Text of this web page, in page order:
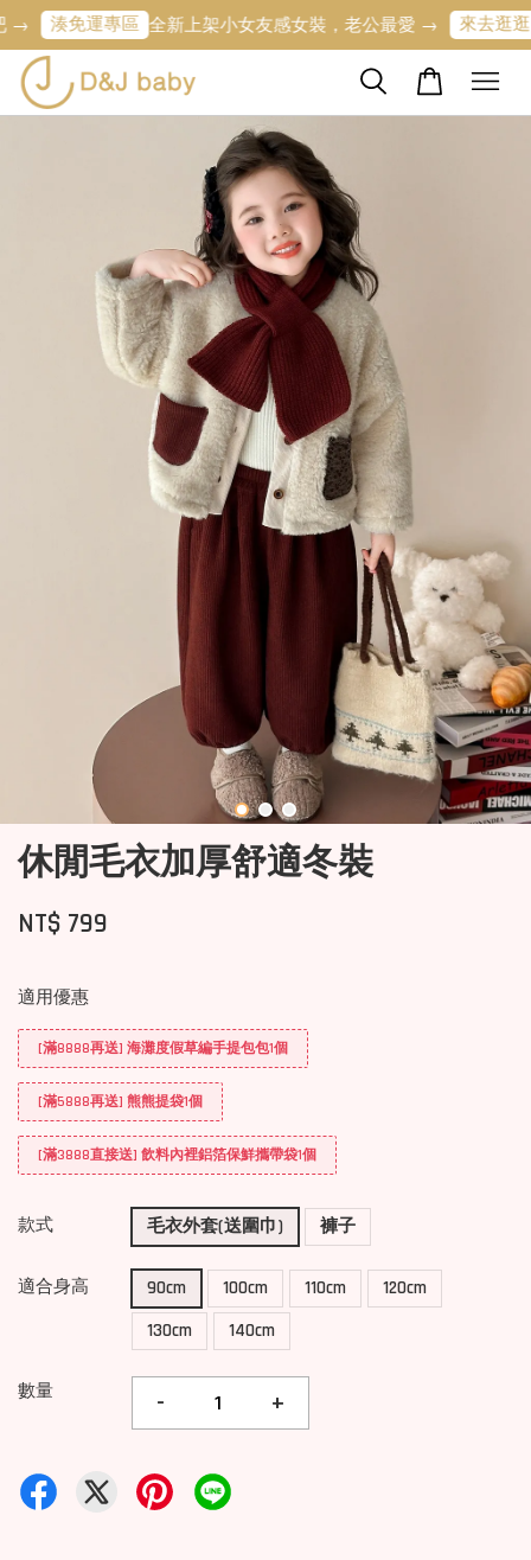
免運專區 全新上架小女友感女裝，老公最愛 → 來去逛逛 寶寶
休閒毛衣加厚舒適冬裝
NT$ 799
適用優惠
[滿8888再送] 海灘度假草編手提包包1個
[滿5888再送] 熊熊提袋1個
[滿3888直接送] 飲料內裡鋁箔保鮮攜帶袋1個
款式 毛衣外套(送圍巾) 褲子
適合身高 90cm 100cm 110cm
120cm
130cm
140cm
數量 - +